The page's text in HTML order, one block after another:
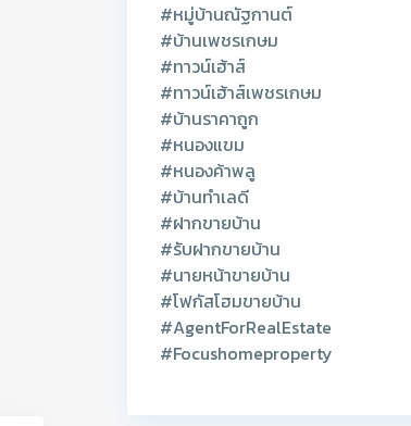
#หมู่บ้านณัฐกานต์
#บ้านเพชรเกษม
#ทาวน์เฮ้าส์
#ทาวน์เฮ้าส์เพชรเกษม
#บ้านราคาถูก
#หนองแขม
#หนองค้าพลู
#บ้านทำเลดี
#ฝากขายบ้าน
#รับฝากขายบ้าน
#นายหน้าขายบ้าน
#โฟกัสโฮมขายบ้าน
#AgentForRealEstate
#Focushomeproperty